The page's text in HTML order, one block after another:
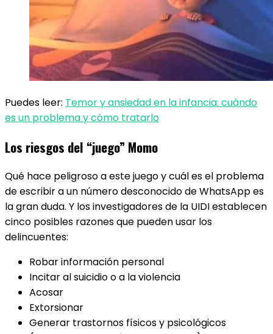
Puedes leer: Temor y ansiedad en la infancia: cuándo
es un problema y cómo tratarlo
Los riesgos del “juego” Momo
Qué hace peligroso a este juego y cuál es el problema
de escribir a un número desconocido de WhatsApp es
la gran duda. Y los investigadores de la UIDI establecen
cinco posibles razones que pueden usar los
delincuentes:
Robar información personal
Incitar al suicidio o a la violencia
Acosar
Extorsionar
Generar trastornos físicos y psicológicos